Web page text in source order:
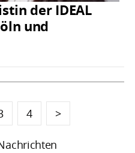
der IDEAL
und
4 >